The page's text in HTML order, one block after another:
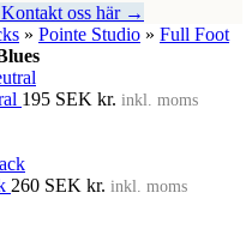
oss här →
» Pointe Studio » Full Foot
195 SEK kr. inkl. moms
260 SEK kr. inkl. moms